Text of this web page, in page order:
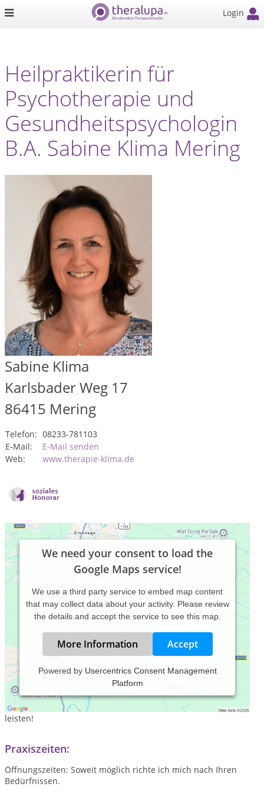
Login
Heilpraktikerin für
Psychotherapie und
Gesundheitspsychologin
B.A. Sabine Klima Mering
Sabine Klima
Karlsbader Weg 17
86415 Mering
Telefon: 08233-781103
E-Mail:
E-Mail senden
Web:
www.therapie-klima.de
We need your consent to load the
Google Maps service!
We use a third party service to embed map content
that may collect data about your activity. Please review
the details and accept the service to see this map.
More Information Accept
Powered by Usercentrics Consent Management
Platform
Der Mensch steht im Mittelpunkt.
Es ist mir ein großes Anliegen "Hilfe zur Selbsthilfe" zu
leisten!
Praxiszeiten:
Öffnungszeiten: Soweit möglich richte ich mich nach Ihren
Bedürfnissen.